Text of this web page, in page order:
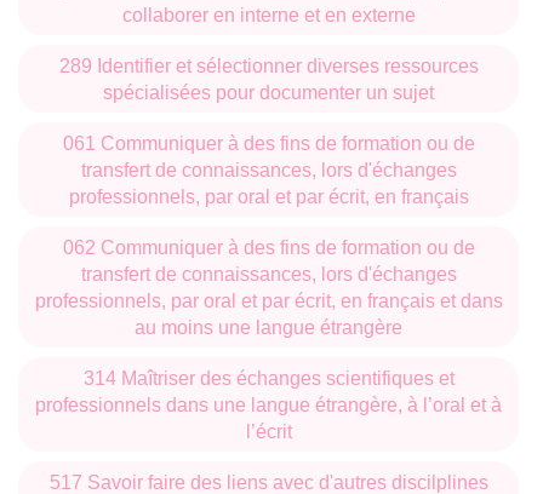
collaborer en interne et en externe
289 Identifier et sélectionner diverses ressources
spécialisées pour documenter un sujet
061 Communiquer à des fins de formation ou de
transfert de connaissances, lors d'échanges
professionnels, par oral et par écrit, en français
062 Communiquer à des fins de formation ou de
transfert de connaissances, lors d'échanges
professionnels, par oral et par écrit, en français et dans
au moins une langue étrangère
314 Maîtriser des échanges scientifiques et
professionnels dans une langue étrangère, à l’oral et à
l’écrit
517 Savoir faire des liens avec d'autres discilplines